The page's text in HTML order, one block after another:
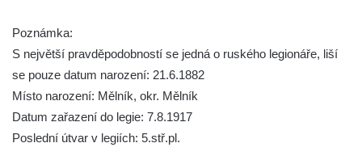
Hrob Ludvíka Tůmy na hřbitově ve Velešíně
Pomník obětem 2. světové války na hřbitově
u kostela svatého Václava ve Velešíně
Pamětní deska 240 MILES TO FREEDOM u
Poznámka:
S největší pravděpodobností se jedná o ruského legionáře, liší
se pouze datum narození: 21.6.1882
Místo narození: Mělník, okr. Mělník
Datum zařazení do legie: 7.8.1917
Poslední útvar v legiích: 5.stř.pl.